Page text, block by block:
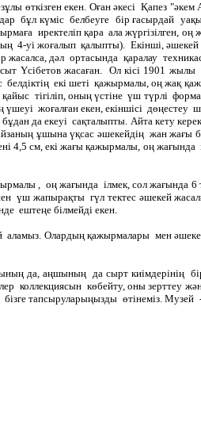
екен. Оған әкесі Қапез
күміс белбеуге бір ғасырдай
иректеліп қара ала жүргізілген,
4-уі жоғалып қалыпты). Екінші,
жасалса, дәл ортасында қаралау
жасаған. Ол кісі 1901 жылы
белдіктің екі шеті қажырмалы, оң
қайыс тігіліп, оның үстіне үш
жоғалған екен, екіншісі
да екеуі сақталыпты. Айта кету
ұшына үқсас әшекейдің жан
см, екі жағы қажырмалы, оң жағында
, оң жағында ілмек, сол жағында 6
үш жапырақты гүл тектес әшекей
ештеңе білмейді екен.
Олардың қажырмалары мен
да, аңшының да сырт киімдерінің
коллекциясын көбейту, оны зерттеу
тапсыруларыңызды өтінеміз.